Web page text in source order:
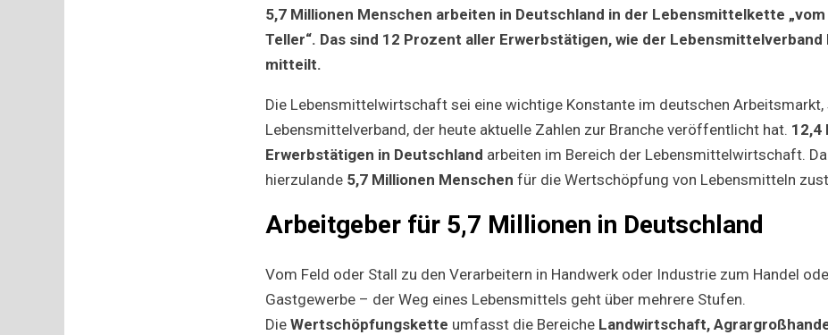
zum
Teller:
12
in
arbeiten
in
der
5,7 Millionen Menschen arbeiten in Deutschland in der Lebensmittelkette
Teller“. Das sind 12 Prozent aller Erwerbstätigen, wie der Lebensmittelverband
mitteilt.
Die Lebensmittelwirtschaft sei eine wichtige Konstante im deutschen
Lebensmittelverband, der heute aktuelle Zahlen zur Branche veröffentlicht hat. 12,4
Erwerbstätigen in Deutschland arbeiten im Bereich der Lebensmittelwirtschaft.
hierzulande 5,7 Millionen Menschen für die Wertschöpfung von Lebensmitteln
Arbeitgeber für 5,7 Millionen in Deutschland
Vom Feld oder Stall zu den Verarbeitern in Handwerk oder Industrie zum Handel
Gastgewerbe – der Weg eines Lebensmittels geht über mehrere Stufen.
Die Wertschöpfungskette umfasst die Bereiche Landwirtschaft,